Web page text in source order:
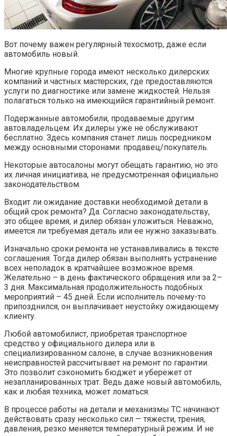
Вот почему важен регулярный техосмотр, даже если
автомобиль новый.
Многие крупные города имеют несколько дилерских
компаний и частных мастерских, где предоставляются
услуги по диагностике или замене жидкостей. Нельзя
полагаться только на имеющийся гарантийный ремонт.
Подержанные автомобили, продаваемые другим
автовладельцем. Их дилеры уже не обслуживают
бесплатно. Здесь компания станет лишь посредником
между основными сторонами: продавец/покупатель.
Некоторые автосалоны могут обещать гарантию, но это
их личная инициатива, не предусмотренная официально
законодательством.
Входит ли ожидание доставки необходимой детали в
общий срок ремонта? Да. Согласно законодательству,
это общее время, и дилер обязан уложиться. Неважно,
имеется ли требуемая деталь или ее нужно заказывать.
Изначально сроки ремонта не устанавливались в тексте
соглашения. Тогда дилер обязан выполнять устранение
всех неполадок в кратчайшее возможное время.
Желательно – в день фактического обращения или за 2–
3 дня. Максимальная продолжительность подобных
мероприятий – 45 дней. Если исполнитель почему-то
припозднился, он выплачивает неустойку ожидающему
клиенту.
Любой автомобилист, приобретая транспортное
средство у официального дилера или в
специализированном салоне, в случае возникновения
неисправностей рассчитывает на ремонт по гарантии.
Это позволит сэкономить бюджет и убережет от
незапланированных трат. Ведь даже новый автомобиль,
как и любая техника, может ломаться.
В процессе работы на детали и механизмы ТС начинают
действовать сразу несколько сил — тяжести, трения,
давления, резко меняется температурный режим. И не